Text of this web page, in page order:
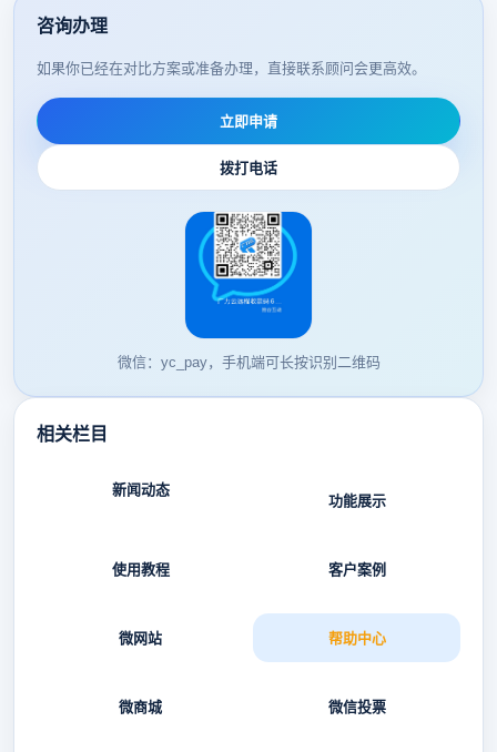
咨询办理
如果你已经在对比方案或准备办理，直接联系顾问会更高效。
立即申请
拨打电话
微信：yc_pay，手机端可长按识别二维码
相关栏目
新闻动态
功能展示
使用教程 客户案例
微网站 帮助中心
微商城 微信投票